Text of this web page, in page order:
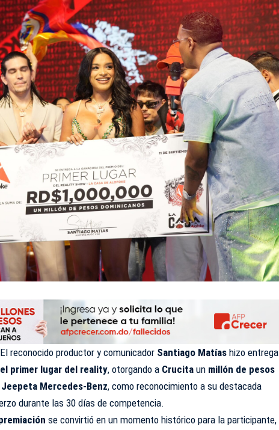
reconocido productor y comunicador Santiago Matías hizo entrega
primer lugar del reality, otorgando a Crucita un millón de pesos
Jeepeta Mercedes-Benz, como reconocimiento a su destacada
durante las 30 días de competencia.
se convirtió en un momento histórico para la participante,